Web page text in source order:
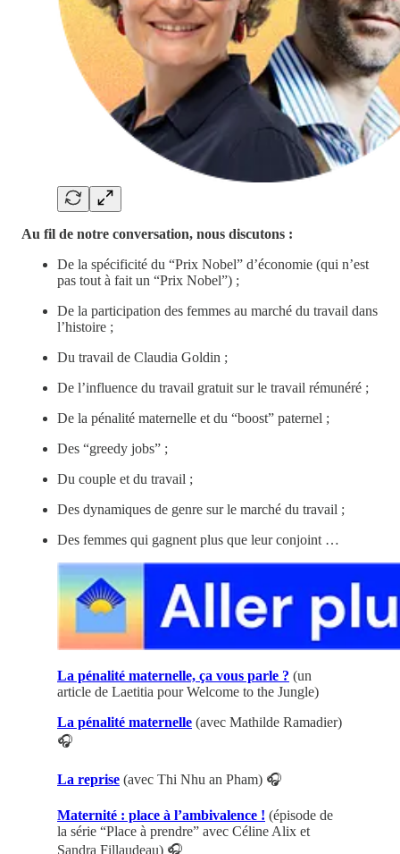
Au fil de notre conversation, nous discutons :
De la spécificité du “Prix Nobel” d’économie (qui n’est
pas tout à fait un “Prix Nobel”) ;
De la participation des femmes au marché du travail dans
l’histoire ;
Du travail de Claudia Goldin ;
De l’influence du travail gratuit sur le travail rémunéré ;
De la pénalité maternelle et du “boost” paternel ;
Des “greedy jobs” ;
Du couple et du travail ;
Des dynamiques de genre sur le marché du travail ;
Des femmes qui gagnent plus que leur conjoint …
La pénalité maternelle, ça vous parle ? (un
article de Laetitia pour Welcome to the Jungle)
La pénalité maternelle (avec Mathilde Ramadier)
🎧
La reprise (avec Thi Nhu an Pham) 🎧
Maternité : place à l’ambivalence ! (épisode de
la série “Place à prendre” avec Céline Alix et
Sandra Fillaudeau) 🎧